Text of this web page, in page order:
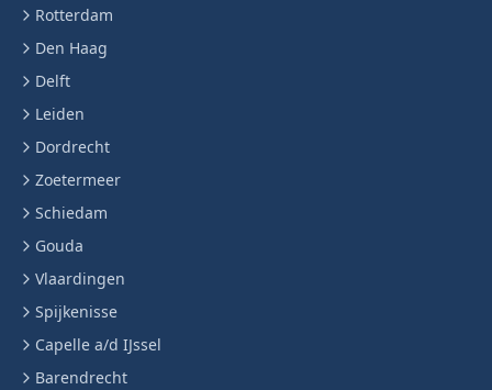
Rotterdam
Den Haag
Delft
Leiden
Dordrecht
Zoetermeer
Schiedam
Gouda
Vlaardingen
Spijkenisse
Capelle a/d IJssel
Barendrecht